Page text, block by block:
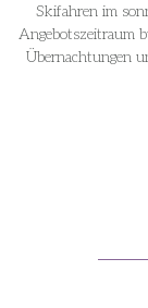
Skifahren im
Angebotszeitraum
Übernachtungen